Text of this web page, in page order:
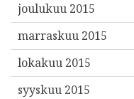
joulukuu 2015
marraskuu 2015
lokakuu 2015
syyskuu 2015